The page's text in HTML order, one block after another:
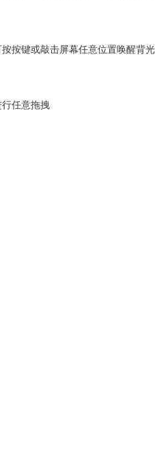
按键或敲击屏幕任意位置唤醒背光
任意拖拽